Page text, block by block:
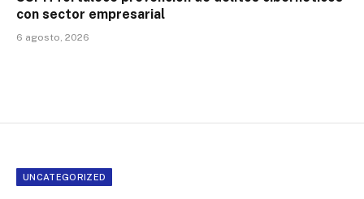
con sector empresarial
6 agosto, 2026
UNCATEGORIZED